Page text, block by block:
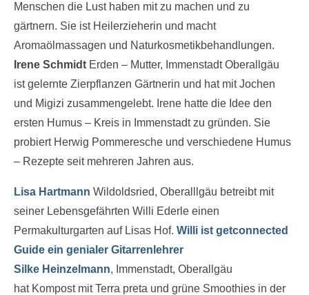
Menschen die Lust haben mit zu machen und zu
gärtnern. Sie ist Heilerzieherin und macht
Aromaölmassagen und Naturkosmetikbehandlungen.
Irene Schmidt Erden – Mutter, Immenstadt Oberallgäu
ist gelernte Zierpflanzen Gärtnerin und hat mit Jochen
und Migizi zusammengelebt. Irene hatte die Idee den
ersten Humus – Kreis in Immenstadt zu gründen. Sie
probiert Herwig Pommeresche und verschiedene Humus
– Rezepte seit mehreren Jahren aus.
Lisa Hartmann Wildoldsried, Oberalllgäu betreibt mit
seiner Lebensgefährten Willi Ederle einen
Permakulturgarten auf Lisas Hof. Willi ist getconnected
Guide ein genialer Gitarrenlehrer
Silke Heinzelmann, Immenstadt, Oberallgäu
hat Kompost mit Terra preta und grüne Smoothies in der